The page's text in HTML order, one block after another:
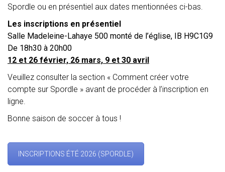
Spordle ou en présentiel aux dates mentionnées ci-bas.
Les inscriptions en présentiel
Salle Madeleine-Lahaye 500 monté de l’église, IB H9C1G9
De 18h30 à 20h00
12 et 26 février, 26 mars, 9 et 30 avril
Veuillez consulter la section « Comment créer votre
compte sur Spordle » avant de procéder à l’inscription en
ligne.
Bonne saison de soccer à tous !
INSCRIPTIONS ÉTÉ 2026 (SPORDLE)